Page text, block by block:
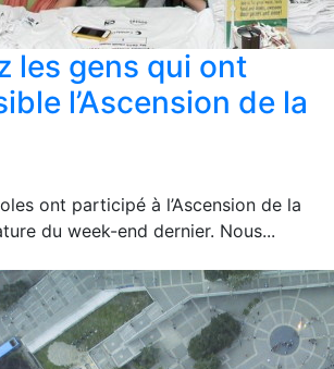
les gens qui ont
l’Ascension de la
ont participé à l’Ascension de la
du week-end dernier. Nous...